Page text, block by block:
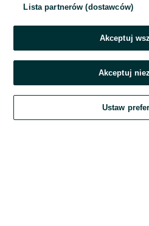
Zaloguj
Kontynuując za pośrednictwem jednego
Lista partnerów (dostawców)
Akceptuj
Akceptuj
Ustaw